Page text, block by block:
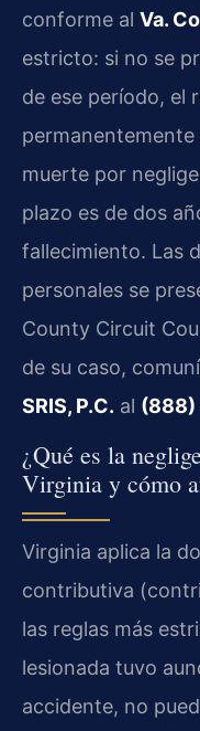
conforme al Va.
estricto: si no se
de ese período, el
permanentemente
muerte por
plazo es de dos
fallecimiento. Las
personales se
County Circuit
de su caso,
SRIS, P.C. al (888)
¿Qué es la
Virginia y cómo
Virginia aplica la
contributiva
las reglas más
lesionada tuvo
accidente, no